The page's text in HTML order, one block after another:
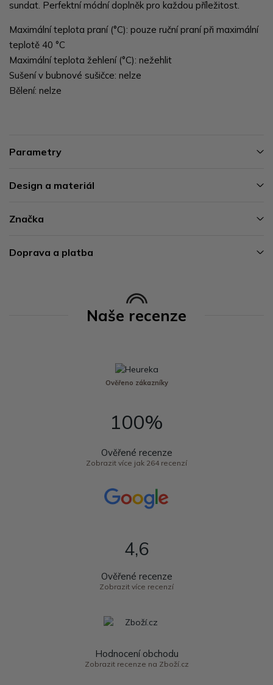
sundat. Perfektní módní doplněk pro každou příležitost.
Maximální teplota praní (°C): pouze ruční praní při maximální
teplotě 40 °C
Maximální teplota žehlení (°C): nežehlit
Sušení v bubnové sušičce: nelze
Bělení: nelze
Parametry
Design a materiál
Značka
Doprava a platba
Naše recenze
Ověřeno zákazníky
100%
Ověřené recenze
Zobrazit více jak 264 recenzí
4,6
Ověřené recenze
Zobrazit více recenzí
Hodnocení obchodu
Zobrazit recenze na Zboží.cz